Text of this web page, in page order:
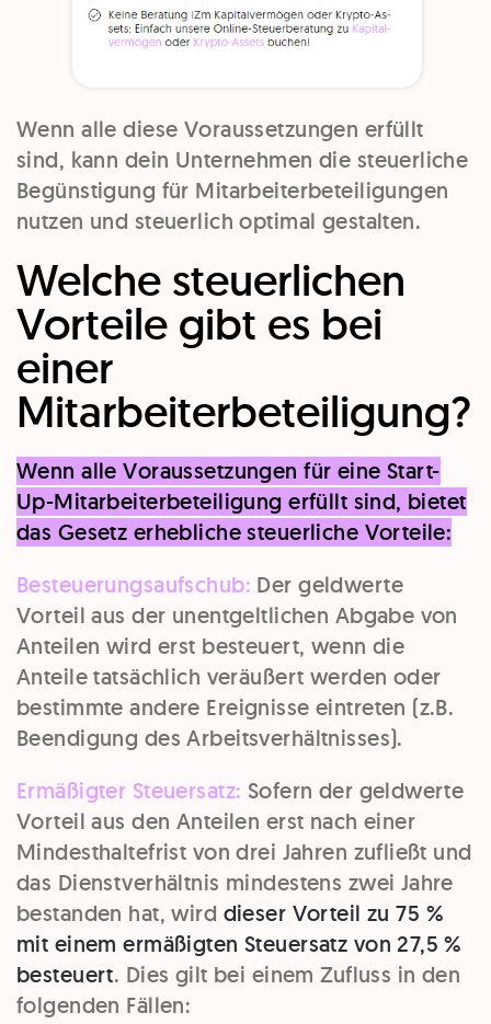
Wenn alle diese Voraussetzungen erfüllt
sind, kann dein Unternehmen die steuerliche
Begünstigung für Mitarbeiterbeteiligungen
nutzen und steuerlich optimal gestalten.
Welche steuerlichen
Vorteile gibt es bei
einer
Mitarbeiterbeteiligung?
Wenn alle Voraussetzungen für eine Start-
Up-Mitarbeiterbeteiligung erfüllt sind, bietet
das Gesetz erhebliche steuerliche Vorteile:
Besteuerungsaufschub: Der geldwerte
Vorteil aus der unentgeltlichen Abgabe von
Anteilen wird erst besteuert, wenn die
Anteile tatsächlich veräußert werden oder
bestimmte andere Ereignisse eintreten (z.B.
Beendigung des Arbeitsverhältnisses).
Ermäßigter Steuersatz: Sofern der geldwerte
Vorteil aus den Anteilen erst nach einer
Mindesthaltefrist von drei Jahren zufließt und
das Dienstverhältnis mindestens zwei Jahre
bestanden hat, wird dieser Vorteil zu 75 %
mit einem ermäßigten Steuersatz von 27,5 %
besteuert. Dies gilt bei einem Zufluss in den
folgenden Fällen: